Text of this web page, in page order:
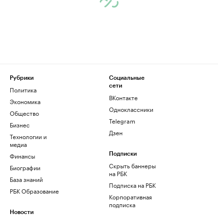
Рубрики
Политика
Экономика
Общество
Бизнес
Технологии и
медиа
Финансы
Биографии
База знаний
РБК Образование
Новости
Социальные
сети
ВКонтакте
Одноклассники
Telegram
Дзен
Подписки
Скрыть баннеры
на РБК
Подписка на РБК
Корпоративная
подписка